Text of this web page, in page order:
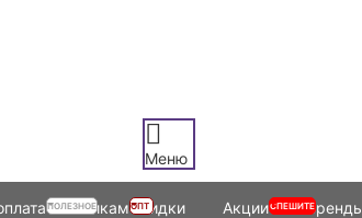
Меню
ПОЛЕЗНОЕ
Оптовикам ОПТ
Скидки АкцииСПЕШИТЕ